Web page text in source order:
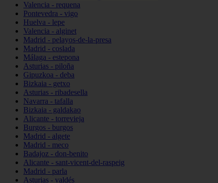
Valencia - requena
Pontevedra - vigo
Huelva - lepe
Valencia - alginet
Madrid - pelayos-de-la-presa
Madrid - coslada
Málaga - estepona
Asturias - piloña
Gipuzkoa - deba
Bizkaia - getxo
Asturias - ribadesella
Navarra - tafalla
Bizkaia - galdakao
Alicante - torrevieja
Burgos - burgos
Madrid - algete
Madrid - meco
Badajoz - don-benito
Alicante - sant-vicent-del-raspeig
Madrid - parla
Asturias - valdés